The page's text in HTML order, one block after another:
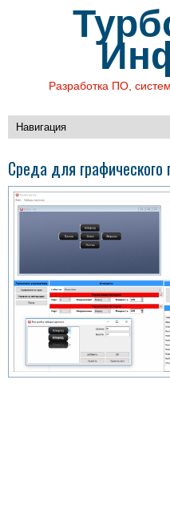
Разработка ПО,
Среда для графического